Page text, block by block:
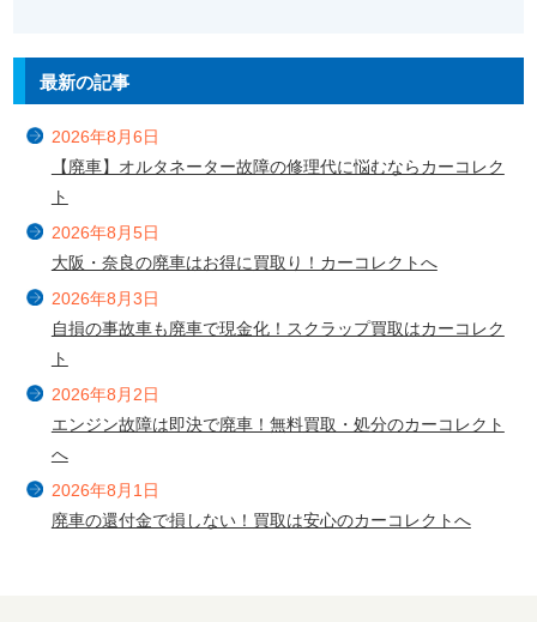
最新の記事
2026年8月6日
【廃車】オルタネーター故障の修理代に悩むならカーコレク
ト
2026年8月5日
大阪・奈良の廃車はお得に買取り！カーコレクトへ
2026年8月3日
自損の事故車も廃車で現金化！スクラップ買取はカーコレク
ト
2026年8月2日
エンジン故障は即決で廃車！無料買取・処分のカーコレクト
へ
2026年8月1日
廃車の還付金で損しない！買取は安心のカーコレクトへ